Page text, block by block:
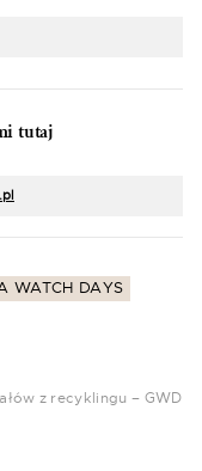
tutaj
WATCH DAYS
z recyklingu – GWD